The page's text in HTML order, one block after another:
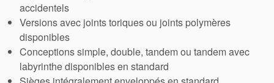
joint
Remise à
accidentels
Versions avec joints toriques ou joints polymères
disponibles
Conceptions simple, double, tandem ou tandem avec
labyrinthe disponibles en standard